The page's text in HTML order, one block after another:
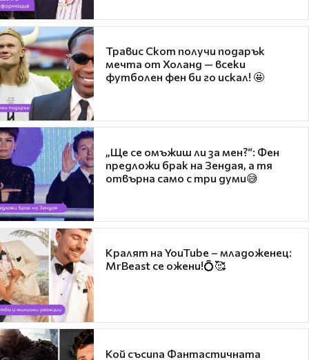
Травис Скот получи подарък
мечта от Холанд — всеки
футболен фен би го искал! 🤩
„Ще се омъжиш ли за мен?“: Фен
предложи брак на Зендая, а тя
отвърна само с три думи😅
Кралят на YouTube – младоженец:
MrBeast се ожени!💍🥰
Кой съсипа Фантастичната